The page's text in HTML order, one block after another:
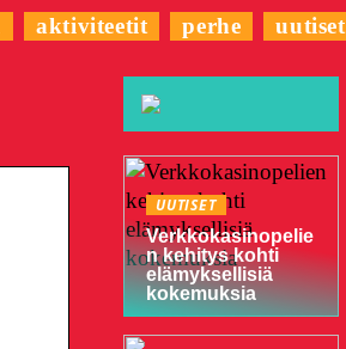
aktiviteetit perhe uutiset
UUTISET
Verkkokasinopelie
n kehitys kohti
elämyksellisiä
kokemuksia